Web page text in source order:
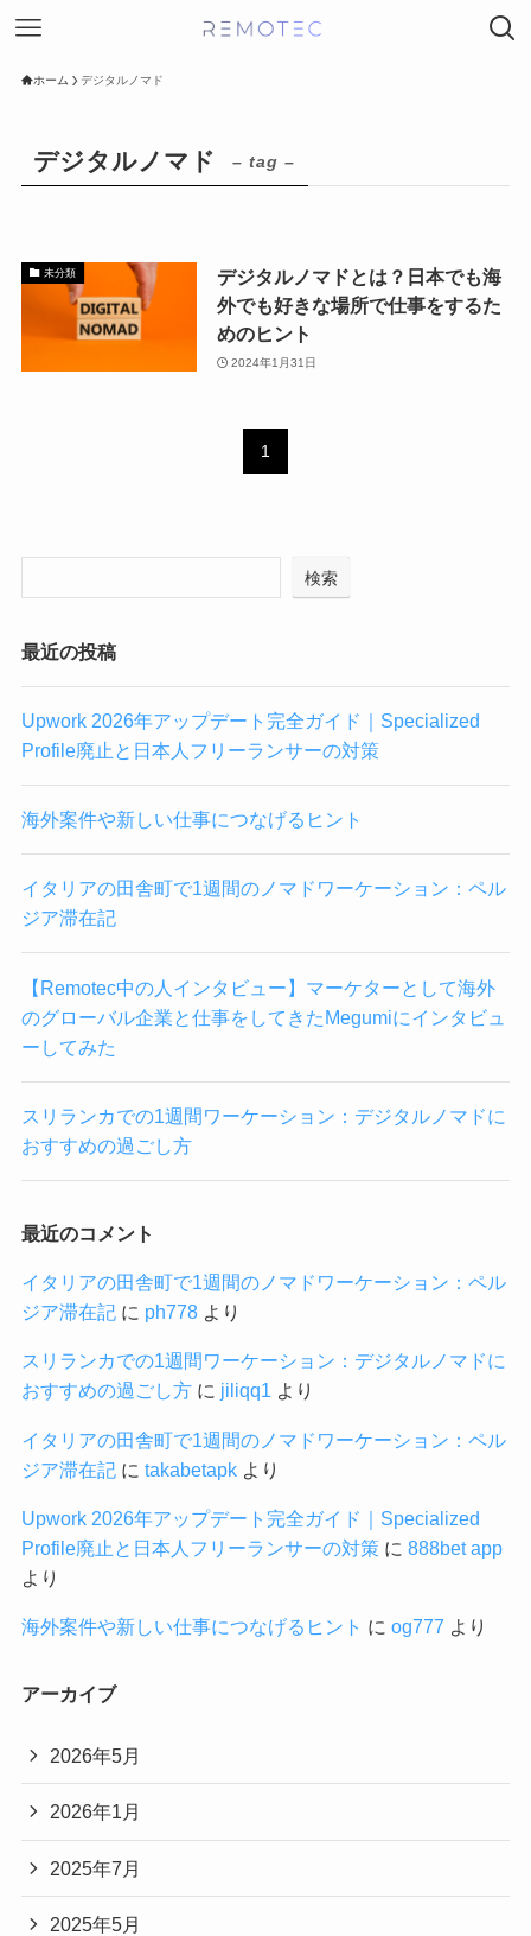
ホーム デジタルノマド
デジタルノマド – tag –
未分類
デジタルノマドとは？日本でも海
外でも好きな場所で仕事をするた
めのヒント
2024年1月31日
1
検索
最近の投稿
Upwork 2026年アップデート完全ガイド｜Specialized
Profile廃止と日本人フリーランサーの対策
海外案件や新しい仕事につなげるヒント
イタリアの田舎町で1週間のノマドワーケーション：ペル
ジア滞在記
【Remotec中の人インタビュー】マーケターとして海外
のグローバル企業と仕事をしてきたMegumiにインタビュ
ーしてみた
スリランカでの1週間ワーケーション：デジタルノマドに
おすすめの過ごし方
最近のコメント
イタリアの田舎町で1週間のノマドワーケーション：ペル
ジア滞在記に ph778より
スリランカでの1週間ワーケーション：デジタルノマドに
おすすめの過ごし方に jiliqq1 より
イタリアの田舎町で1週間のノマドワーケーション：ペル
ジア滞在記 に takabetapkより
Upwork 2026年アップデート完全ガイド｜Specialized
Profile廃止と日本人フリーランサーの対策に 888bet app
より
海外案件や新しい仕事につなげるヒント に og777 より
アーカイブ
2026年5月
2026年1月
2025年7月
2025年5月